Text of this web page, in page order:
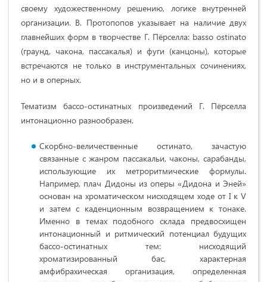
своему художественному решению, логике внутренней
организации. В. Протопопов указывает на наличие двух
главнейших форм в творчестве Г. Пёрселла: basso ostinato
(граунд, чакона, пассакалья) и фуги (канцоны), которые
встречаются не только в инструментальных сочинениях,
но и в оперных.
Тематизм бассо-остинатных произведений Г. Пёрселла
интонационно разнообразен.
Скорбно-величественные остинато, зачастую
связанные с жанром пассакальи, чаконы, сарабанды,
использующие их метроритмические формулы.
Например, плач Дидоны из оперы «Дидона и Эней»
основан на хроматическом нисходящем ходе от I к V
и затем с каденционным возвращением к тонаке.
Именно в темах подобного склада предвосхищен
интонационный и ритмический потенциал будущих
бассо-остинатных тем: нисходящий
хроматизированный бас, характерная
амфибрахическая организация, определенная